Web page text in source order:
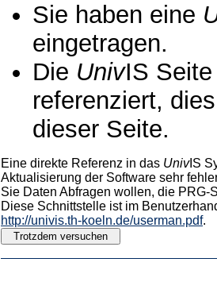
Sie haben eine
eingetragen.
Die UnivIS
referenziert,
dieser Seite.
Eine direkte Referenz in das UnivIS
Aktualisierung der Software sehr
Sie Daten Abfragen wollen, die PRG-
Diese Schnittstelle ist im
http://univis.th-koeln.de/userman.pdf.